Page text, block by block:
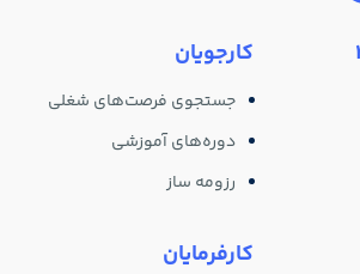
کارجویان
جستجوی فرصت‌های شغلی
دوره‌های آموزشی
رزومه ساز
کارفرمایان